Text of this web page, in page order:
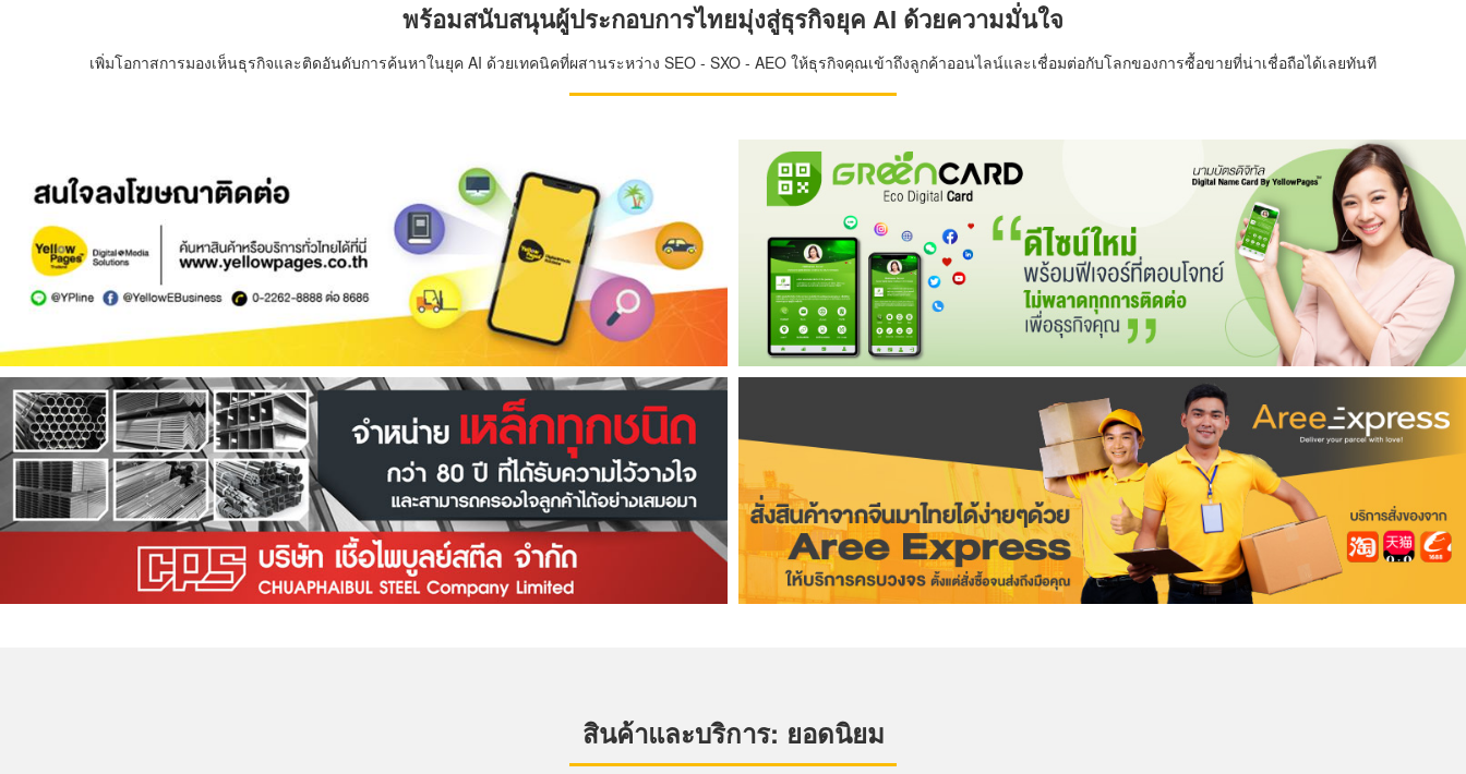
พร้อมสนับสนุนผู้ประกอบการไทยมุ่งสู่ธุรกิจยุค AI ด้วยความมั่นใจ
เพิ่มโอกาสการมองเห็นธุรกิจและติดอันดับการค้นหาในยุค AI ด้วยเทคนิคที่ผสานระหว่าง SEO - SXO - AEO ให้ธุรกิจคุณเข้าถึงลูกค้าออนไลน์และเชื่อมต่อกับโลกของการซื้อขายที่น่าเชื่อถือได้เลยทันที
สินค้าและบริการ: ยอดนิยม